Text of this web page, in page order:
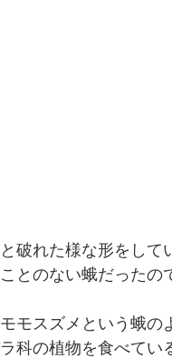
破れた様な形をして
とのない蛾だったの
モスズメという蛾の
科の植物を食べてい